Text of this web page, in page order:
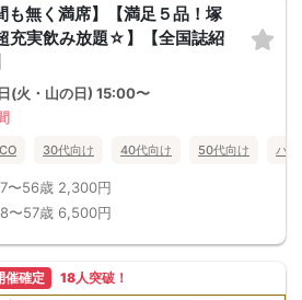
も無く満席】【満足５品！塚
充実飲み放題☆】【全国誌紹
(火・山の日) 15:00〜
30代向け 40代向け 50代向け バ
〜56歳 2,300円
〜57歳 6,500円
催確定 18人突破！